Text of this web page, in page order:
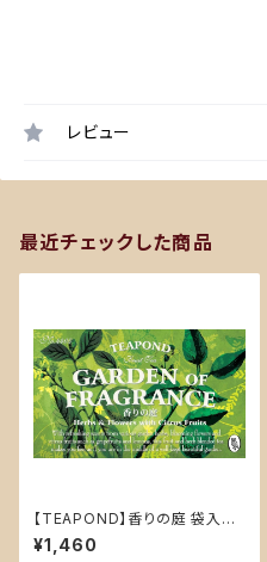
レビュー
最近チェックした商品
【TEAPOND】香りの庭 袋入り
茶葉50g
¥1,460